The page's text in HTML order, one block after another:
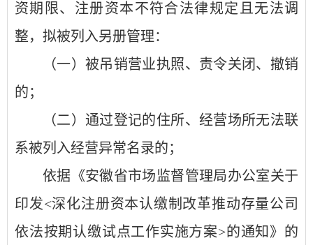
资期限、注册资本不符合法律规定且无法调
整，拟被列入另册管理：
（一）被吊销营业执照、责令关闭、撤销
的；
（二）通过登记的住所、经营场所无法联
系被列入经营异常名录的；
依据《安徽省市场监督管理局办公室关于
印发<深化注册资本认缴制改革推动存量公司
依法按期认缴试点工作实施方案>的通知》的